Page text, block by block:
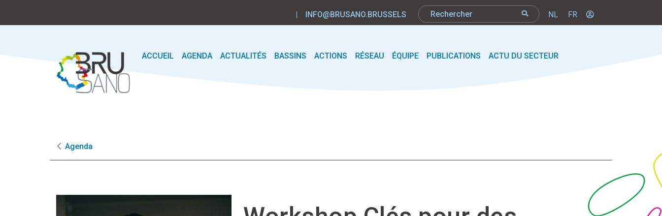
| INFO@BRUSANO.BRUSSELS NL FR
ACCUEIL AGENDA ACTUALITÉS BASSINS ACTIONS RÉSEAU ÉQUIPE PUBLICATIONS ACTU DU SECTEUR
Agenda